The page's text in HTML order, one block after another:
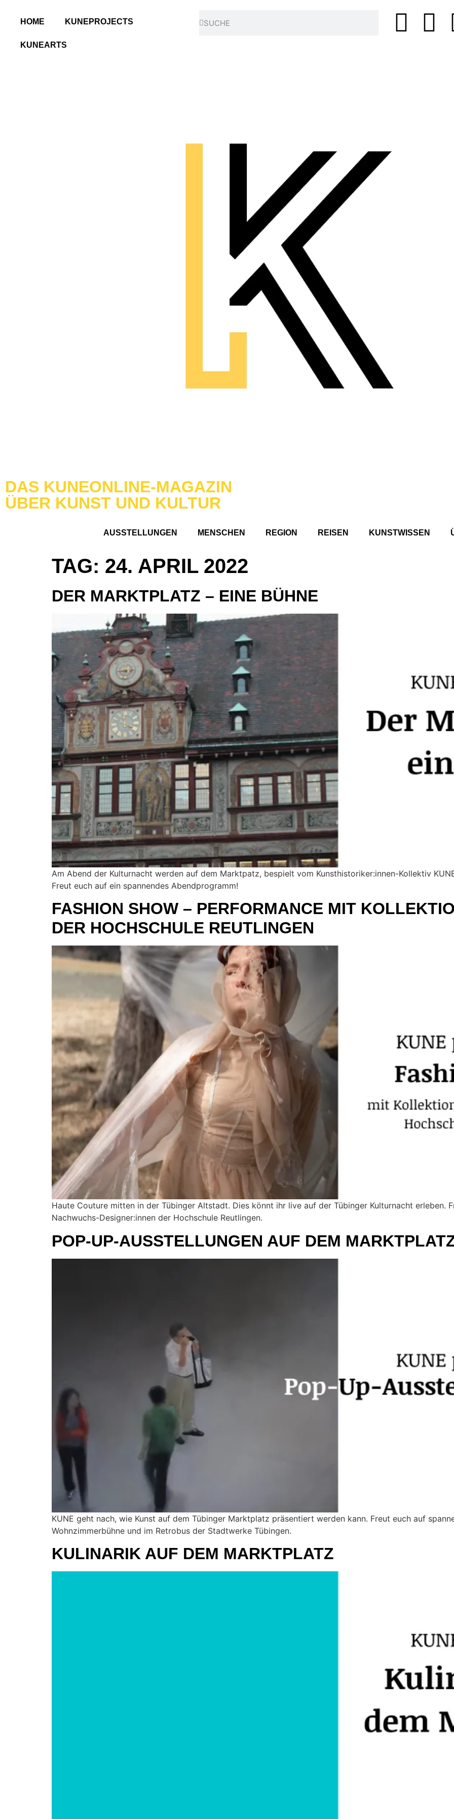
HOME KUNEPROJECTS
KUNEARTS
DAS KUNEONLINE-MAGAZIN
ÜBER KUNST UND KULTUR
AUSSTELLUNGEN MENSCHEN REGION REISEN KUNSTWISSEN
TAG: 24. APRIL 2022
DER MARKTPLATZ – EINE BÜHNE
Am Abend der Kulturnacht werden auf dem Marktpatz, bespielt vom Kunsthistoriker:innen-Kollektiv
Freut euch auf ein spannendes Abendprogramm!
FASHION SHOW – PERFORMANCE MIT
DER HOCHSCHULE REUTLINGEN
Haute Couture mitten in der Tübinger Altstadt. Dies könnt ihr live auf der Tübinger Kulturnacht erleben.
Nachwuchs-Designer:innen der Hochschule Reutlingen.
POP-UP-AUSSTELLUNGEN AUF DEM
KUNE geht nach, wie Kunst auf dem Tübinger Marktplatz präsentiert werden kann. Freut euch auf
Wohnzimmerbühne und im Retrobus der Stadtwerke Tübingen.
KULINARIK AUF DEM MARKTPLATZ